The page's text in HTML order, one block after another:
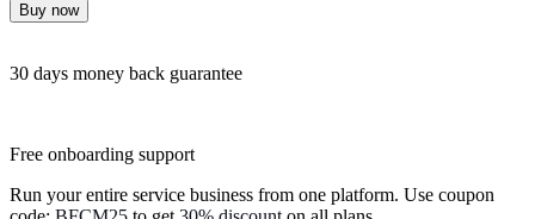
Buy now
30 days money back guarantee
Free onboarding support
Run your entire service business from one platform. Use coupon